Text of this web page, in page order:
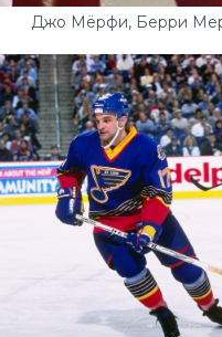
Джо Мёрфи, Берри